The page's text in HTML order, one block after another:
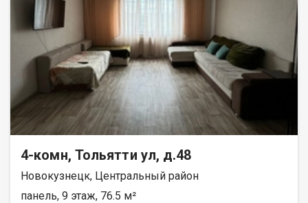
Важно: Несмотря на первый этаж, в квартире очень светло
благодаря выгодному расположению окон. Район и двор: Дом
расположен в тихом районе и вдали от основных дорог.
Звоните! Документы в полном объеме, под любой формат
расчёта. Покупка безопасна для покупателя. Назовите при
звонке данный номер объявления - 541708 Номер объекта:
541708. Сергей
4-комн, Тольятти ул, д.48
Новокузнецк, Центральный район
панель, 9 этаж, 76.5 м²